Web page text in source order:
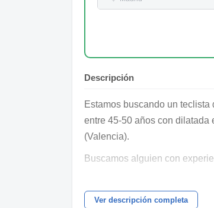
Descripción
Estamos buscando un
entre 45-50 años con dilatada
(Valencia).
Buscamos alguien con
Es un proyecto a medio/largo
Ver descripción completa